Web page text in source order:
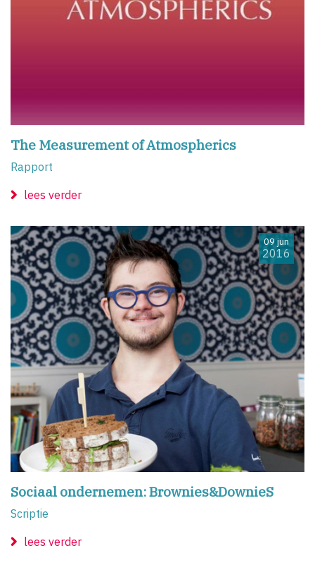
The Measurement of Atmospherics
Rapport
lees verder
Sociaal ondernemen: Brownies&DownieS
Scriptie
09 jun
2016
lees verder